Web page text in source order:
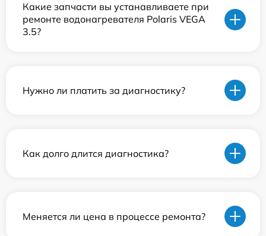
Какие запчасти вы устанавливаете при
ремонте водонагревателя Polaris VEGA
3.5?
Нужно ли платить за диагностику?
Как долго длится диагностика?
Меняется ли цена в процессе ремонта?